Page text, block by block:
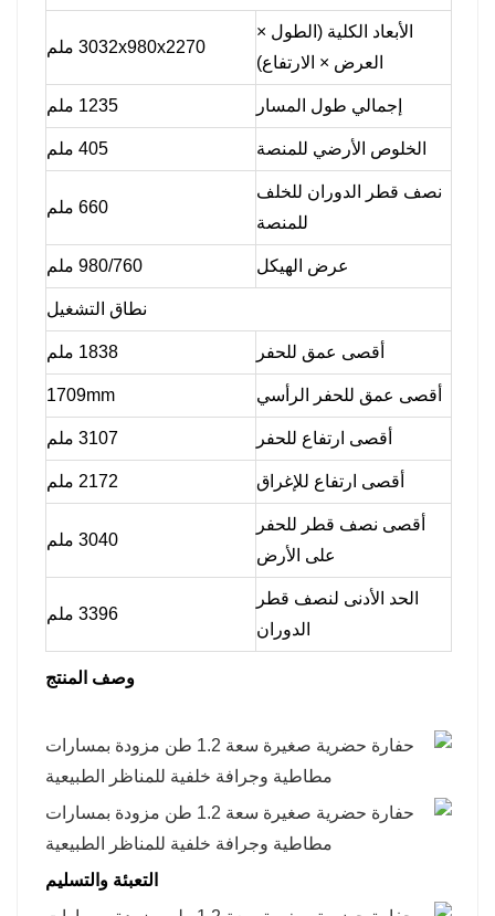
الأبعاد الكلية (الطول ×
العرض × الارتفاع)
3032x980x2270 ملم
إجمالي طول المسار 1235 ملم
الخلوص الأرضي للمنصة 405 ملم
نصف قطر الدوران للخلف
للمنصة
660 ملم
عرض الهيكل 980/760 ملم
نطاق التشغيل
أقصى عمق للحفر 1838 ملم
أقصى عمق للحفر الرأسي 1709mm
أقصى ارتفاع للحفر 3107 ملم
أقصى ارتفاع للإغراق 2172 ملم
أقصى نصف قطر للحفر
على الأرض
3040 ملم
الحد الأدنى لنصف قطر
الدوران
3396 ملم
وصف المنتج
التعبئة والتسليم